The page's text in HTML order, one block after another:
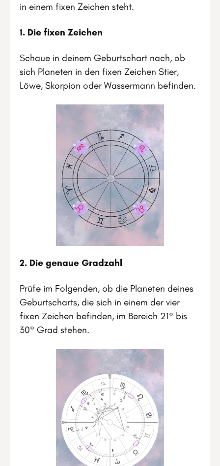
in einem fixen Zeichen steht.
1. Die fixen Zeichen
Schaue in deinem Geburtschart nach, ob
sich Planeten in den fixen Zeichen Stier,
Löwe, Skorpion oder Wassermann befinden.
2. Die genaue Gradzahl
Prüfe im Folgenden, ob die Planeten deines
Geburtscharts, die sich in einem der vier
fixen Zeichen befinden, im Bereich 21° bis
30° Grad stehen.